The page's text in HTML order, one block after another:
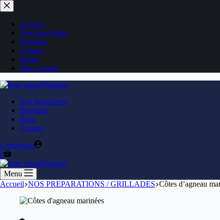
Accueil
Nos boucheries
Boutique
Contact
Panier
Mon compte
Nos boucheries
Boutique
Blog
Contact
Connexion
0
Menu
Accueil NOS PREPARATIONS / GRILLADES Côtes d’agneau